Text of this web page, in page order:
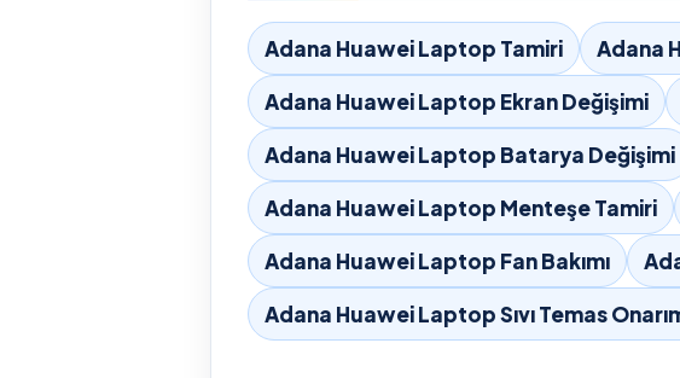
Adana Huawei Laptop Tamiri
Adana
Adana Huawei Laptop Ekran Değişimi
Adana Huawei Laptop Batarya Değişimi
Adana Huawei Laptop Menteşe Tamiri
Adana Huawei Laptop Fan Bakımı
Adana Huawei Laptop Sıvı Temas